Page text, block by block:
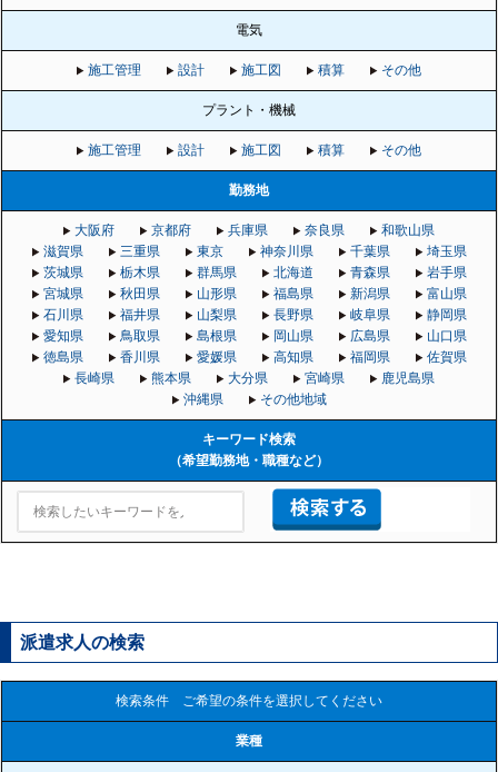
電気
施工管理 設計 施工図 積算 その他
プラント・機械
施工管理 設計 施工図 積算 その他
勤務地
大阪府 京都府 兵庫県 奈良県
和歌山県
滋賀県
三重県 東京 神奈川県 千葉県
埼玉県
茨城県
栃木県 群馬県 北海道 青森県
岩手県
宮城県
秋田県 山形県 福島県 新潟県
富山県
石川県
福井県 山梨県 長野県 岐阜県
静岡県
愛知県
鳥取県 島根県 岡山県 広島県
山口県
徳島県
香川県 愛媛県 高知県 福岡県
佐賀県
長崎県
熊本県 大分県 宮崎県
鹿児島県
沖縄県
その他地域
キーワード検索
（希望勤務地・職種など）
派遣求人の検索
検索条件 ご希望の条件を選択してください
業種